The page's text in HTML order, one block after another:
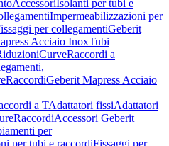
AccessoriIsolanti per tubi e
Impermeabilizzazioni per
per collegamentiGeberit
Acciaio InoxTubi
CurveRaccordi a
RaccordiGeberit Mapress Acciaio
a TAdattatori fissiAdattatori
RaccordiAccessori Geberit
per
per tubi e raccordiFissaggi per